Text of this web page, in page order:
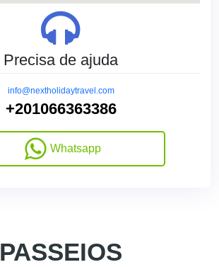
Precisa de ajuda
info@nextholidaytravel.com
+201066363386
Whatsapp
PASSEIOS